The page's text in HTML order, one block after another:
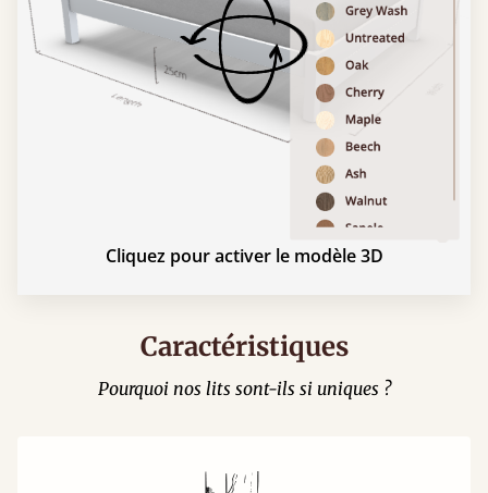
Cliquez pour activer le modèle 3D
Caractéristiques
Pourquoi nos lits sont-ils si uniques ?